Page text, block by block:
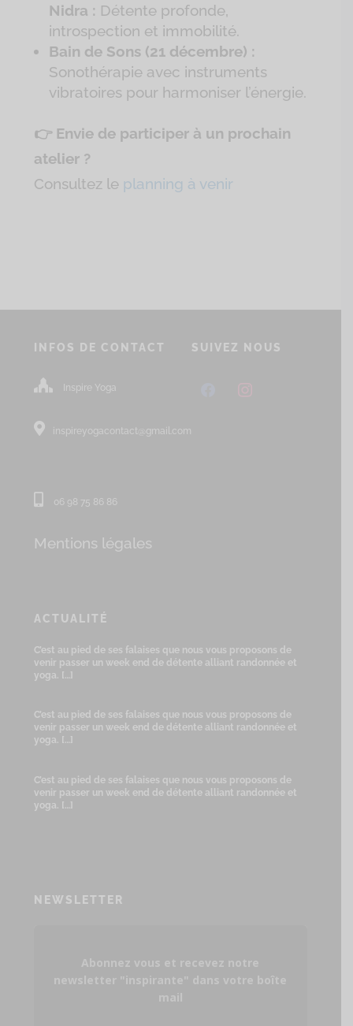
Nidra : Détente profonde,
introspection et immobilité.
Bain de Sons (21 décembre) :
Sonothérapie avec instruments
vibratoires pour harmoniser l’énergie.
👉 Envie de participer à un prochain
atelier ?
Consultez le planning à venir
INFOS DE CONTACT
Inspire Yoga
inspireyogacontact@gmail.com
06 98 75 86 86
Mentions légales
SUIVEZ NOUS
facebookinstagram
ACTUALITÉ
C’est au pied de ses falaises que nous vous proposons de
venir passer un week end de détente alliant randonnée et
yoga. […]
C’est au pied de ses falaises que nous vous proposons de
venir passer un week end de détente alliant randonnée et
yoga. […]
C’est au pied de ses falaises que nous vous proposons de
venir passer un week end de détente alliant randonnée et
yoga. […]
NEWSLETTER